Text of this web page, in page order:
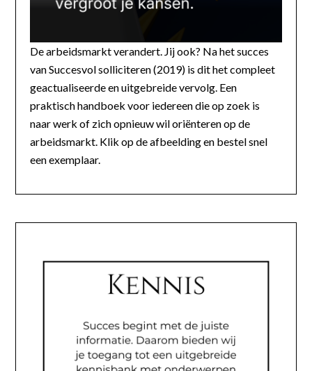
De arbeidsmarkt verandert. Jij ook? Na het succes
van Succesvol solliciteren (2019) is dit het compleet
geactualiseerde en uitgebreide vervolg. Een
praktisch handboek voor iedereen die op zoek is
naar werk of zich opnieuw wil oriënteren op de
arbeidsmarkt. Klik op de afbeelding en bestel snel
een exemplaar.